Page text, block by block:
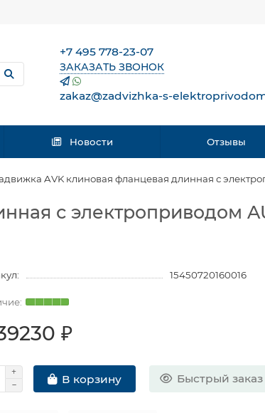
+7 495 778-23-07
ЗАКАЗАТЬ ЗВОНОК
zakaz@zadvizhka-s-
Новости Отзывы
AVK клиновая фланцевая длинная с
с электроприводом
15450720160016
₽
В корзину Быстрый заказ